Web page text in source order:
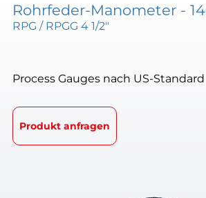
Rohrfeder-Manometer -
RPG / RPGG 4 1/2"
Process Gauges nach US-Standard
Produkt anfragen